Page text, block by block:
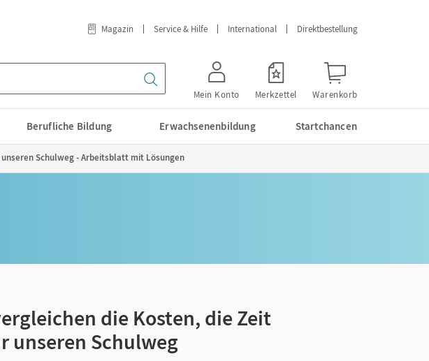
Magazin Service & Hilfe International Direktbestellung
Mein Konto Merkzettel Warenkorb
Berufliche Bildung Erwachsenenbildung Startchancen
Schulweg - Arbeitsblatt mit Lösungen
die Kosten, die Zeit
unseren Schulweg